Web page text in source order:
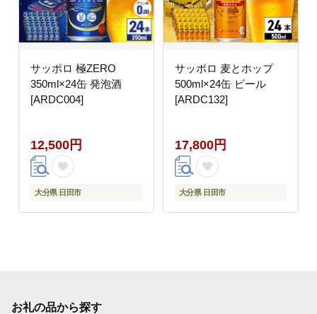
サッポロ 極ZERO
350ml×24缶 発泡酒
[ARDC004]
12,500円
大分県 日田市
サッポロ 麦とホップ
500ml×24缶 ビール
[ARDC132]
17,800円
大分県 日田市
お礼の品から探す